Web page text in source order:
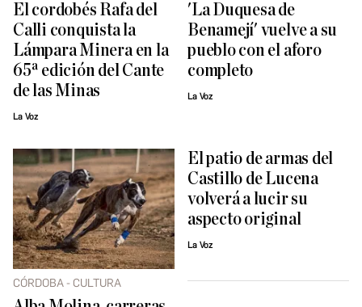
El cordobés Rafa del
Calli conquista la
Lámpara Minera en la
65ª edición del Cante
de las Minas
La Voz
'La Duquesa de
Benamejí' vuelve a su
pueblo con el aforo
completo
La Voz
CÓRDOBA - CULTURA
El patio de armas del
Castillo de Lucena
volverá a lucir su
aspecto original
La Voz